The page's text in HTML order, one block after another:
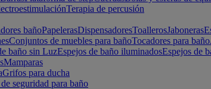
Terapia de percusión
bañoPapelerasDispensadoresToallerosJaboneras
Conjuntos de muebles para bañoTocadores para baño
baño sin LuzEspejos de baño iluminadosEspejos de
Mamparas
Grifos para ducha
seguridad para baño